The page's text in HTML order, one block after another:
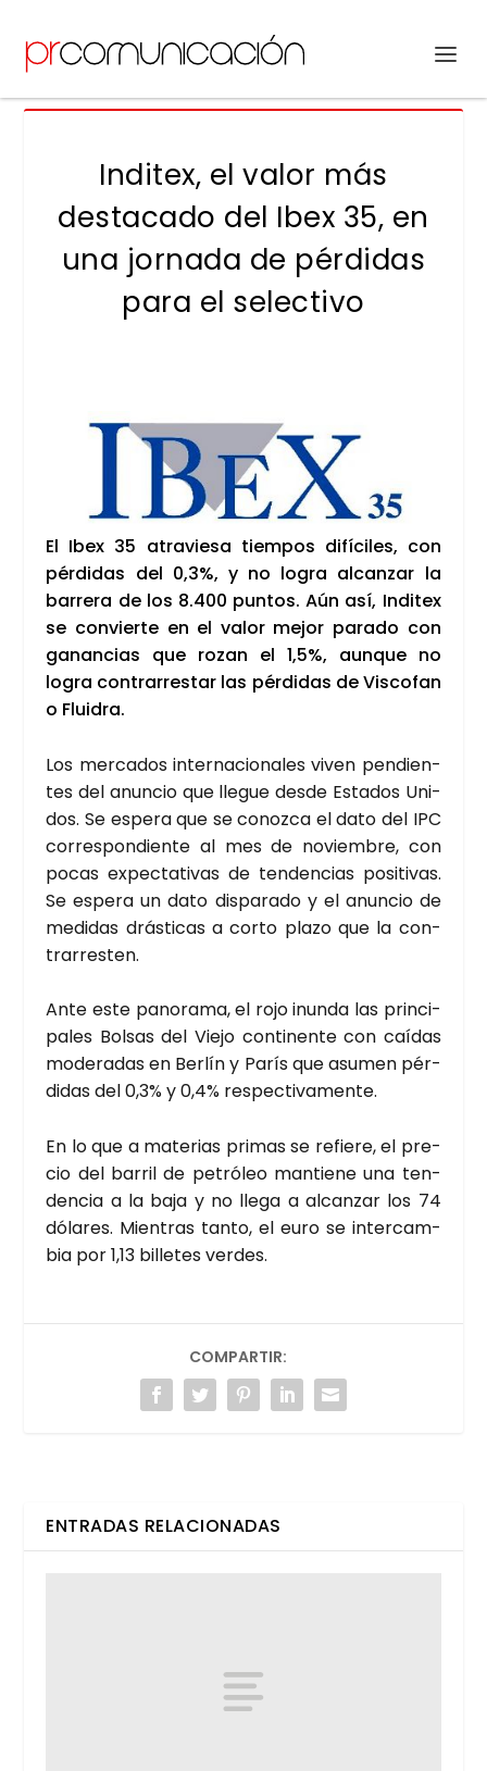
Inditex, el valor más
destacado del Ibex 35, en
una jornada de pérdidas
para el selectivo
El Ibex 35 atra­vie­sa tiem­pos difí­ci­les, con
pér­di­das del 0,3%, y no logra alcan­zar la
barre­ra de los 8.400 pun­tos. Aún así, Indi­tex
se con­vier­te en el valor mejor para­do con
ganan­cias que rozan el 1,5%, aun­que no
logra con­tra­rres­tar las pér­di­das de Vis­co­fan
o Flui­dra.
Los mer­ca­dos inter­na­cio­na­les viven pen­dien­
tes del anun­cio que lle­gue des­de Esta­dos Uni­
dos. Se espe­ra que se conoz­ca el dato del IPC
corres­pon­dien­te al mes de noviem­bre, con
pocas expec­ta­ti­vas de ten­den­cias posi­ti­vas.
Se espe­ra un dato dis­pa­ra­do y el anun­cio de
medi­das drás­ti­cas a cor­to pla­zo que la con­
tra­rres­ten.
Ante este pano­ra­ma, el rojo inun­da las prin­ci­
pa­les Bol­sas del Vie­jo con­ti­nen­te con caí­das
mode­ra­das en Ber­lín y París que asu­men pér­
di­das del 0,3% y 0,4% res­pec­ti­va­men­te.
En lo que a mate­rias pri­mas se refie­re, el pre­
cio del barril de petró­leo man­tie­ne una ten­
den­cia a la baja y no lle­ga a alcan­zar los 74
dóla­res. Mien­tras tan­to, el euro se inter­cam­
bia por 1,13 bille­tes ver­des.
COMPARTIR:
ENTRADAS RELACIONADAS